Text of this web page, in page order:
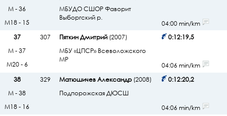
МБУДО СШОР Фаворит
Выборгский р.
М - 36
М18 - 15
04:00 min/km
37
307 Пяткин Дмитрий(2007)
МБУ «ЦПСР» Всеволожского
МР
0:12:19,5
М - 37
М20 - 6
04:06 min/km
38
329 Матюшичев Александр(2008)
Подпорожская ДЮСШ
0:12:20,2
М - 38
М18 - 16
04:06 min/km